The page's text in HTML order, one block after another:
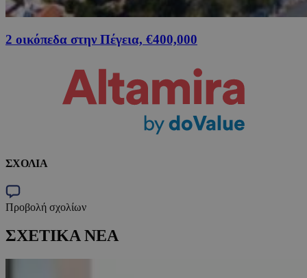
2 οικόπεδα στην Πέγεια, €400,000
ΣΧΟΛΙΑ
Προβολή σχολίων
ΣΧΕΤΙΚΑ ΝΕΑ